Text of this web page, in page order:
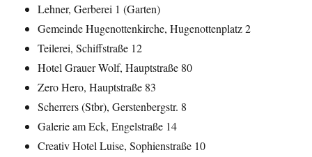
Lehner, Gerberei 1 (Garten)
Gemeinde Hugenottenkirche, Hugenottenplatz 2
Teilerei, Schiffstraße 12
Hotel Grauer Wolf, Hauptstraße 80
Zero Hero, Hauptstraße 83
Scherrers (Stbr), Gerstenbergstr. 8
Galerie am Eck, Engelstraße 14
Creativ Hotel Luise, Sophienstraße 10